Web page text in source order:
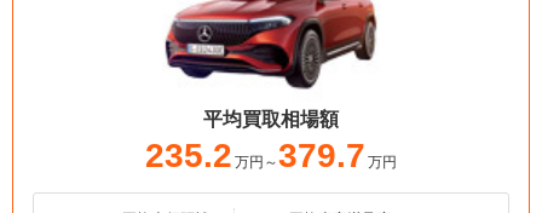
平均買取相場額
235.2 万円～379.7 万円